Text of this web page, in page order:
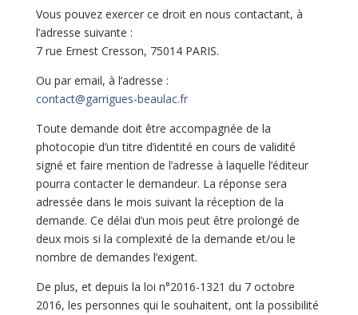
Vous pouvez exercer ce droit en nous contactant, à
l’adresse suivante :
7 rue Ernest Cresson, 75014 PARIS.
Ou par email, à l’adresse :
contact@garrigues-beaulac.fr
Toute demande doit être accompagnée de la
photocopie d’un titre d’identité en cours de validité
signé et faire mention de l’adresse à laquelle l’éditeur
pourra contacter le demandeur. La réponse sera
adressée dans le mois suivant la réception de la
demande. Ce délai d’un mois peut être prolongé de
deux mois si la complexité de la demande et/ou le
nombre de demandes l’exigent.
De plus, et depuis la loi n°2016-1321 du 7 octobre
2016, les personnes qui le souhaitent, ont la possibilité